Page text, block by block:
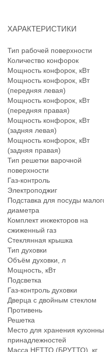
ХАРАКТЕРИСТИКИ
Тип рабочей поверхности
Количество конфорок
Мощность конфорок, кВт
Мощность конфорок, кВт
(передняя левая)
Мощность конфорок, кВт
(передняя правая)
Мощность конфорок, кВт
(задняя левая)
Мощность конфорок, кВт
(задняя правая)
Тип решетки варочной
поверхности
Газ-контроль
Электроподжиг
Подставка для посуды
диаметра
Комплект инжекторов на
сжиженный газ
Стеклянная крышка
Тип духовки
Объём духовки, л
Мощность, кВт
Подсветка
Газ-контроль духовки
Дверца с двойным стеклом
Противень
Решетка
Место для хранения
принадлежностей
Масса НЕТТО (БРУТТО), кг